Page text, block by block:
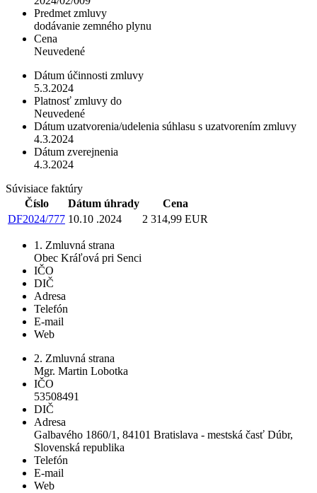
Predmet zmluvy
dodávanie zemného plynu
Cena
Neuvedené
Dátum účinnosti zmluvy
5.3.2024
Platnosť zmluvy do
Neuvedené
Dátum uzatvorenia/udelenia súhlasu s uzatvorením zmluvy
4.3.2024
Dátum zverejnenia
4.3.2024
Súvisiace faktúry
Číslo
Dátum úhrady
Cena
DF2024/777 10.10 .2024 2 314,99 EUR
1. Zmluvná strana
Obec Kráľová pri Senci
IČO
DIČ
Adresa
Telefón
E-mail
Web
2. Zmluvná strana
Mgr. Martin Lobotka
IČO
53508491
DIČ
Adresa
Galbavého 1860/1, 84101 Bratislava - mestská časť Dúbr,
Slovenská republika
Telefón
E-mail
Web